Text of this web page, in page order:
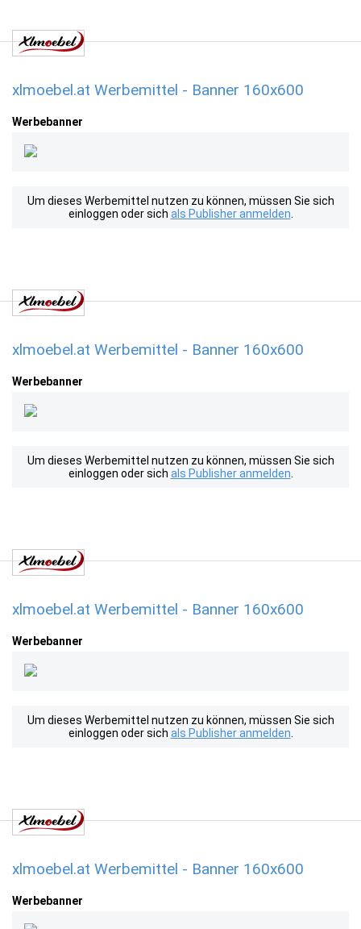
xlmoebel.at Werbemittel - Banner 160x600
Werbebanner
Um dieses Werbemittel nutzen zu können, müssen Sie sich
einloggen oder sich als Publisher anmelden
xlmoebel.at Werbemittel - Banner 160x600
Werbebanner
Um dieses Werbemittel nutzen zu können, müssen Sie sich
einloggen oder sich als Publisher anmelden
xlmoebel.at Werbemittel - Banner 160x600
Werbebanner
Um dieses Werbemittel nutzen zu können, müssen Sie sich
einloggen oder sich als Publisher anmelden
xlmoebel.at Werbemittel - Banner 160x600
Werbebanner